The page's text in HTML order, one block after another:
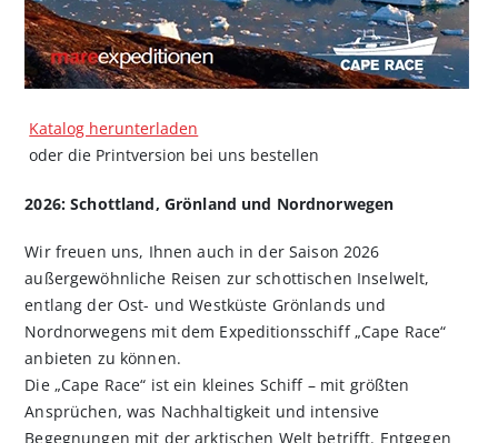
Katalog herunterladen
oder die Printversion bei uns bestellen
2026: Schottland, Grönland und Nordnorwegen
Wir freuen uns, Ihnen auch in der Saison 2026
außergewöhnliche Reisen zur schottischen Inselwelt,
entlang der Ost- und Westküste Grönlands und
Nordnorwegens mit dem Expeditionsschiff „Cape Race“
anbieten zu können.
Die „Cape Race“ ist ein kleines Schiff – mit größten
Ansprüchen, was Nachhaltigkeit und intensive
Begegnungen mit der arktischen Welt betrifft. Entgegen